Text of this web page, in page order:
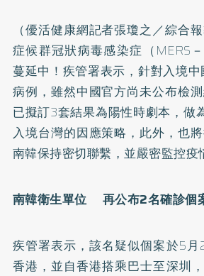
（優活健康網記者張瓊之／綜合
症候群冠狀病毒感染症（MERS
蔓延中！疾管署表示，針對入境
病例，雖然中國官方尚未公布檢
已擬訂3套結果為陽性時劇本，做
入境台灣的因應策略，此外，也
南韓保持密切聯繫，並嚴密監控疫
南韓衛生單位 再公布2名確診個
疾管署表示，該名疑似個案於5
香港，並自香港搭乘巴士至深圳